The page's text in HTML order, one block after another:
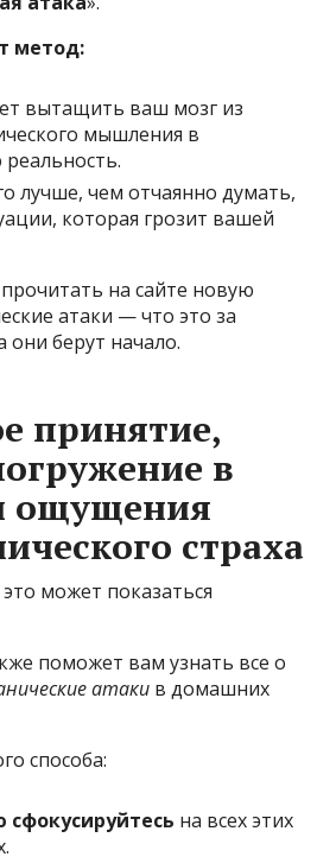
метод:
вытащить ваш мозг из
мышления в
лучше, чем отчаянно думать,
которая грозит вашей
на сайте новую
атаки — что это за
берут начало.
принятие,
в
ощущения
страха
может показаться
поможет вам узнать все о
атаки в домашних
способа:
сфокусируйтесь на всех этих